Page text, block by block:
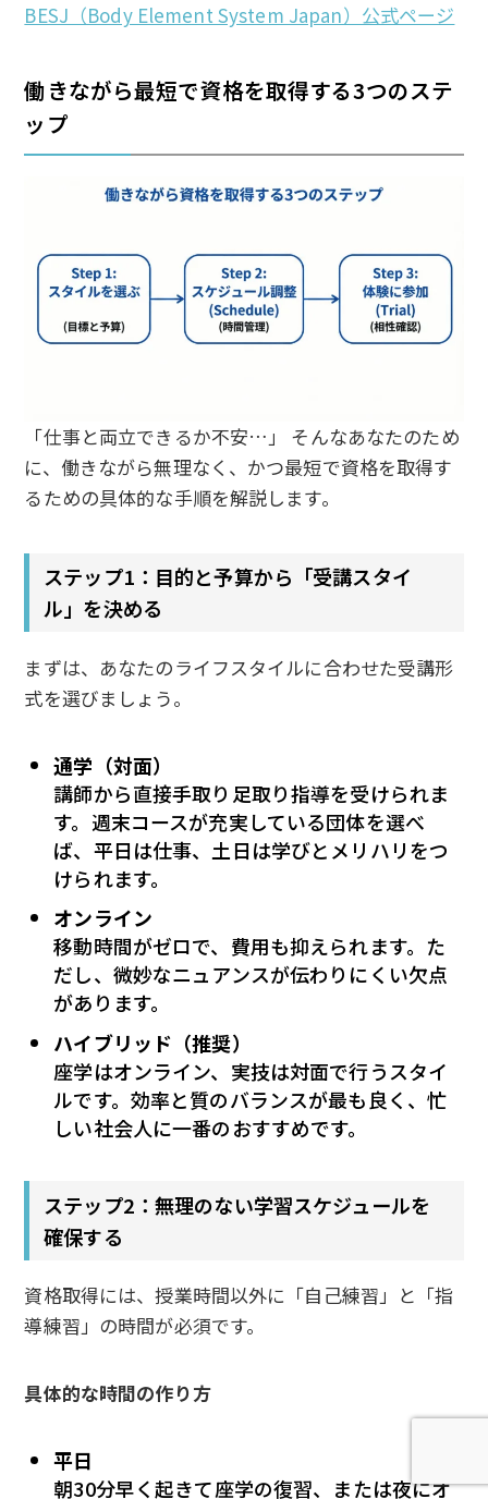
BESJ（Body Element System Japan）公式ページ
働きながら最短で資格を取得する3つのステ
ップ
「仕事と両立できるか不安…」 そんなあなたのため
に、働きながら無理なく、かつ最短で資格を取得す
るための具体的な手順を解説します。
ステップ1：目的と予算から「受講スタイ
ル」を決める
まずは、あなたのライフスタイルに合わせた受講形
式を選びましょう。
通学（対面）
講師から直接手取り足取り指導を受けられま
す。週末コースが充実している団体を選べ
ば、平日は仕事、土日は学びとメリハリをつ
けられます。
オンライン
移動時間がゼロで、費用も抑えられます。た
だし、微妙なニュアンスが伝わりにくい欠点
があります。
ハイブリッド（推奨）
座学はオンライン、実技は対面で行うスタイ
ルです。効率と質のバランスが最も良く、忙
しい社会人に一番のおすすめです。
ステップ2：無理のない学習スケジュールを
確保する
資格取得には、授業時間以外に「自己練習」と「指
導練習」の時間が必須です。
具体的な時間の作り方
平日
朝30分早く起きて座学の復習、または夜にオ